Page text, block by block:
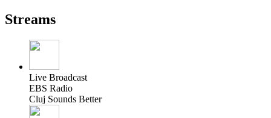
Streams
Live Broadcast
EBS Radio
Cluj Sounds Better